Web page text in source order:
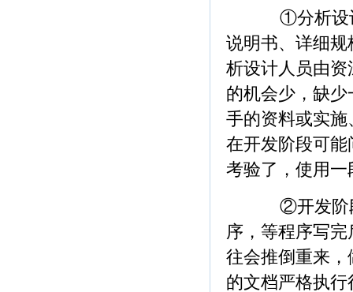
①分析设计
说明书、详细
析设计人员由
的机会少，缺
手的资料或实
在开发阶段可
考验了，使用
②开发阶段
序，等程序写
往会推倒重来
的文档严格执